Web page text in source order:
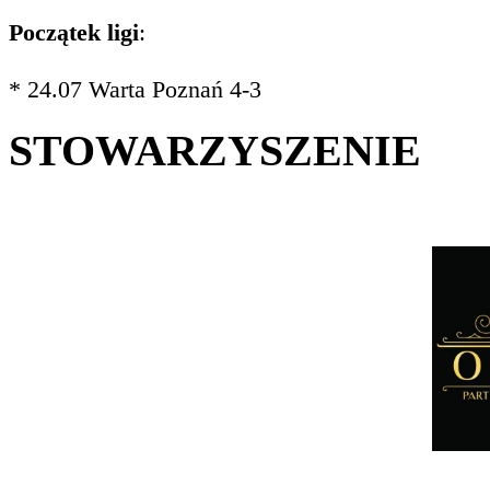
Początek ligi:
* 24.07 Warta Poznań 4-3
STOWARZYSZENIE